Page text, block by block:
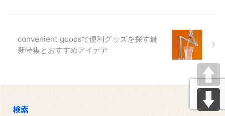
多く存在します。その中でも特に
人気なのが、沖縄の慶良間諸島
や、伊豆のダイビングポイントで
り、サンゴ礁や熱帯魚の群れを心
も、新たな問題として取り上げら
れています。 <H3>スポーツビジ
ネスの職業と市場規模の現状を解
convenient goodsで便利グッズを探す最
新特集とおすすめアイデア
検索